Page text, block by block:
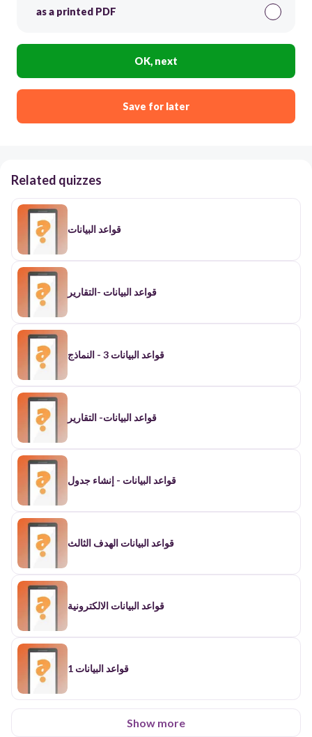
as a printed PDF
OK, next
Save for later
Related quizzes
قواعد البيانات
قواعد البيانات -التقارير
قواعد البيانات 3 - النماذج
قواعد البيانات- التقارير
قواعد البيانات - إنشاء جدول
قواعد البيانات الهدف الثالث
قواعد البيانات الالكترونية
قواعد البيانات 1
Show more